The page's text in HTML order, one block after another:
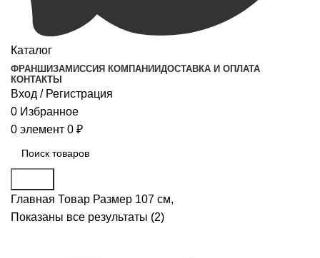
Каталог
ФРАНШИЗАМИССИЯ КОМПАНИИДОСТАВКА И ОПЛАТА
КОНТАКТЫ
Вход / Регистрация
0 Избранное
0 элемент 0 ₽
Главная Товар Размер 107 см,
Показаны все результаты (2)